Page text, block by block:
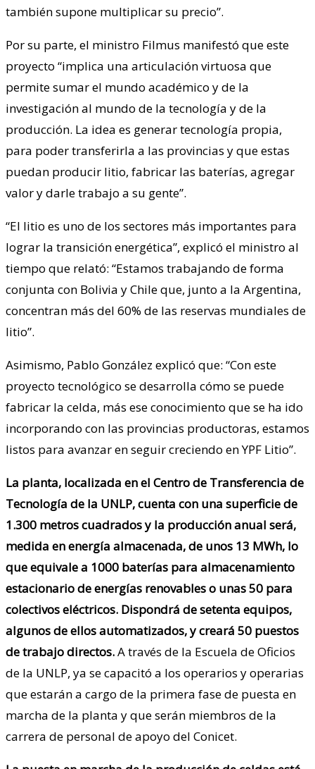
también supone multiplicar su precio”.
Por su parte, el ministro Filmus manifestó que este
proyecto “implica una articulación virtuosa que
permite sumar el mundo académico y de la
investigación al mundo de la tecnología y de la
producción. La idea es generar tecnología propia,
para poder transferirla a las provincias y que estas
puedan producir litio, fabricar las baterías, agregar
valor y darle trabajo a su gente”.
“El litio es uno de los sectores más importantes para
lograr la transición energética”, explicó el ministro al
tiempo que relató: “Estamos trabajando de forma
conjunta con Bolivia y Chile que, junto a la Argentina,
concentran más del 60% de las reservas mundiales de
litio”.
Asimismo, Pablo González explicó que: “Con este
proyecto tecnológico se desarrolla cómo se puede
fabricar la celda, más ese conocimiento que se ha ido
incorporando con las provincias productoras, estamos
listos para avanzar en seguir creciendo en YPF Litio”.
La planta, localizada en el Centro de Transferencia de
Tecnología de la UNLP, cuenta con una superficie de
1.300 metros cuadrados y la producción anual será,
medida en energía almacenada, de unos 13 MWh, lo
que equivale a 1000 baterías para almacenamiento
estacionario de energías renovables o unas 50 para
colectivos eléctricos. Dispondrá de setenta equipos,
algunos de ellos automatizados, y creará 50 puestos
de trabajo directos.A través de la Escuela de Oficios
de la UNLP, ya se capacitó a los operarios y operarias
que estarán a cargo de la primera fase de puesta en
marcha de la planta y que serán miembros de la
carrera de personal de apoyo del Conicet.